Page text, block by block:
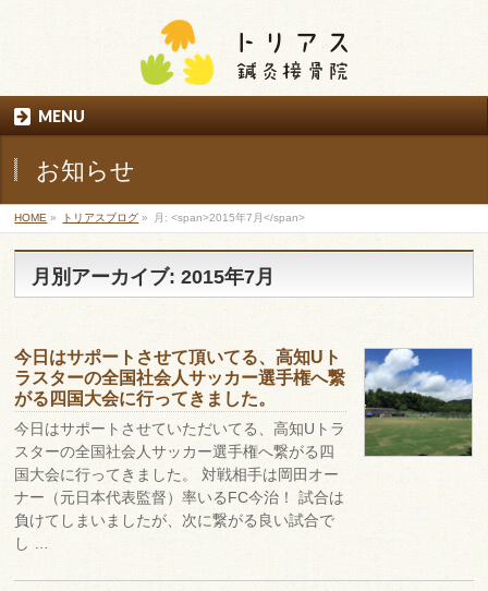
MENU
お知らせ
HOME » トリアスブログ » 月: <span>2015年7月</span>
月別アーカイブ: 2015年7月
今日はサポートさせて頂いてる、高知Uト
ラスターの全国社会人サッカー選手権へ繋
がる四国大会に行ってきました。
今日はサポートさせていただいてる、高知Uトラ
スターの全国社会人サッカー選手権へ繋がる四
国大会に行ってきました。 対戦相手は岡田オー
ナー（元日本代表監督）率いるFC今治！ 試合は
負けてしまいましたが、次に繋がる良い試合で
し …